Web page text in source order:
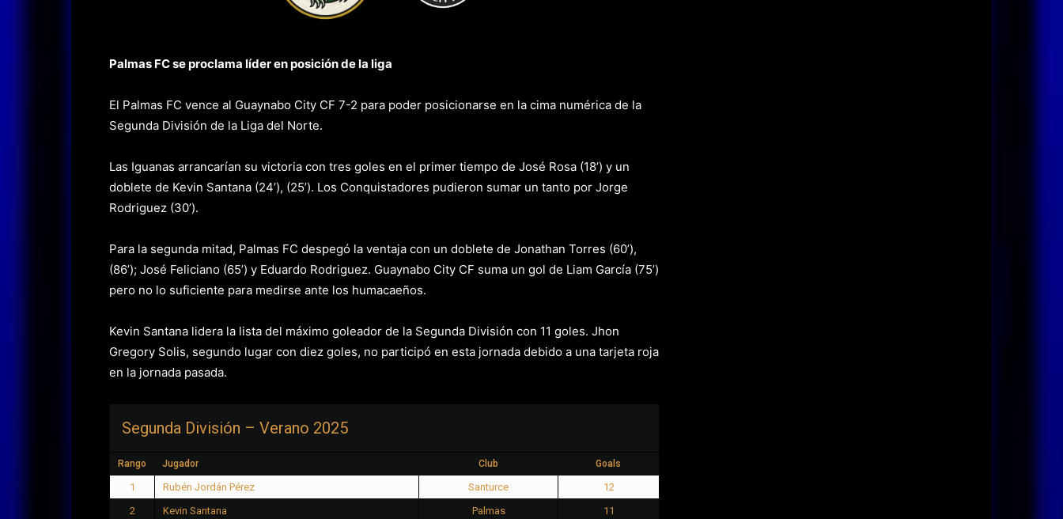
Palmas FC se proclama líder en posición de la liga
El Palmas FC vence al Guaynabo City CF 7-2 para poder posicionarse en la cima numérica de la
Segunda División de la Liga del Norte.
Las Iguanas arrancarían su victoria con tres goles en el primer tiempo de José Rosa (18’) y un
doblete de Kevin Santana (24’), (25’). Los Conquistadores pudieron sumar un tanto por Jorge
Rodriguez (30’).
Para la segunda mitad, Palmas FC despegó la ventaja con un doblete de Jonathan Torres (60’),
(86’); José Feliciano (65’) y Eduardo Rodriguez. Guaynabo City CF suma un gol de Liam García (75’)
pero no lo suficiente para medirse ante los humacaeños.
Kevin Santana lidera la lista del máximo goleador de la Segunda División con 11 goles. Jhon
Gregory Solis, segundo lugar con diez goles, no participó en esta jornada debido a una tarjeta roja
en la jornada pasada.
Segunda División – Verano 2025
Rango Jugador Club Goals
1 Rubén Jordán Pérez Santurce
12
2
Kevin Santana Palmas 11